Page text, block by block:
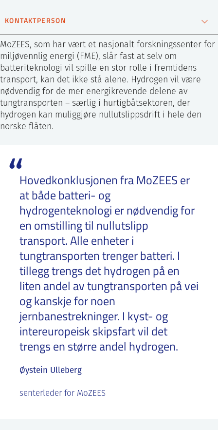
KONTAKTPERSON
99586453
Send epost
Øystein Ulleberg
Forskningssjef
MoZEES, som har vært et nasjonalt forskningssenter for
miljøvennlig energi (FME), slår fast at selv om
batteriteknologi vil spille en stor rolle i fremtidens
transport, kan det ikke stå alene. Hydrogen vil være
nødvendig for de mer energikrevende delene av
tungtransporten – særlig i hurtigbåtsektoren, der
hydrogen kan muliggjøre nullutslippsdrift i hele den
norske flåten.
Hovedkonklusjonen fra MoZEES er
at både batteri- og
hydrogenteknologi er nødvendig for
en omstilling til nullutslipp
transport. Alle enheter i
tungtransporten trenger batteri. I
tillegg trengs det hydrogen på en
liten andel av tungtransporten på vei
og kanskje for noen
jernbanestrekninger. I kyst- og
intereuropeisk skipsfart vil det
trengs en større andel hydrogen.
Øystein Ulleberg
senterleder for MoZEES